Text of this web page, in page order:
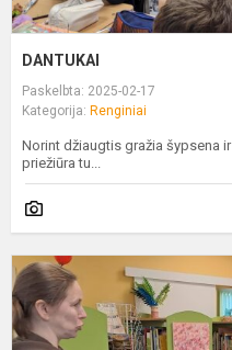
DANTUKAI
Paskelbta: 2025-02-17
Kategorija: Renginiai
Norint džiaugtis gražia šypsena
priežiūra tu...